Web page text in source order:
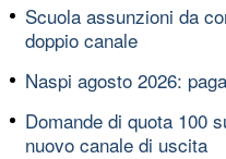
Scuola assunzioni da
doppio canale
Naspi agosto 2026:
Domande di quota 100
nuovo canale di uscita